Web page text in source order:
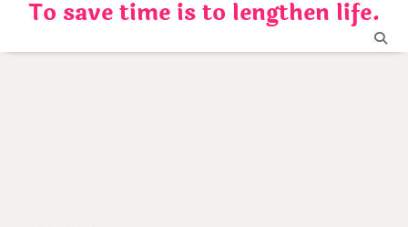
content
To save time is to lengthen life.